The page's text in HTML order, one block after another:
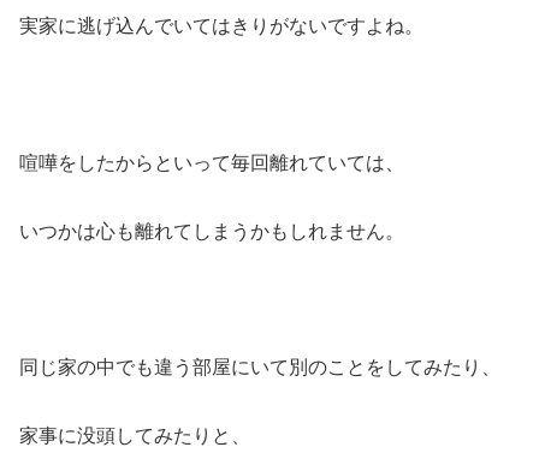
実家に逃げ込んでいてはきりがないですよね。
喧嘩をしたからといって毎回離れていては、
いつかは心も離れてしまうかもしれません。
同じ家の中でも違う部屋にいて別のことをしてみたり、
家事に没頭してみたりと、